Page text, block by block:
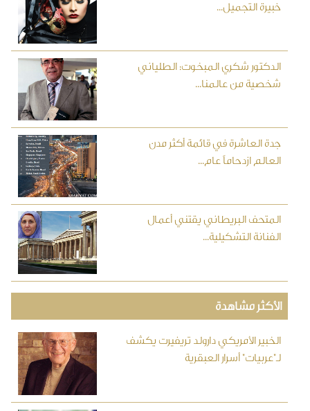
خبيرة التجميل...
الدكتور شكري المبخوت: الطلياني
شخصية من عالمنا...
جدة العاشرة في قائمة أكثر مدن
العالم ازدحاماً عام...
المتحف البريطاني يقتني أعمال
الفنانة التشكيلية...
الأكثر مشاهدة
الخبير الأمريكي دارولد تريفيرت يكشف
لـ"عربيات" أسرار العبقرية